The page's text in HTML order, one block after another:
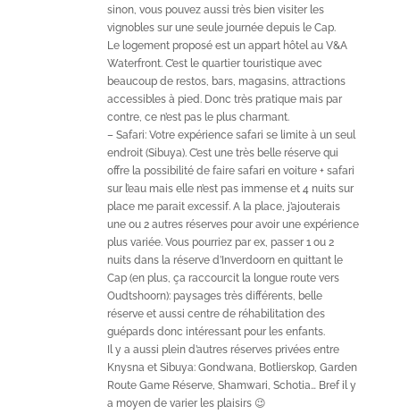
sinon, vous pouvez aussi très bien visiter les
vignobles sur une seule journée depuis le Cap.
Le logement proposé est un appart hôtel au V&A
Waterfront. C’est le quartier touristique avec
beaucoup de restos, bars, magasins, attractions
accessibles à pied. Donc très pratique mais par
contre, ce n’est pas le plus charmant.
– Safari: Votre expérience safari se limite à un seul
endroit (Sibuya). C’est une très belle réserve qui
offre la possibilité de faire safari en voiture + safari
sur l’eau mais elle n’est pas immense et 4 nuits sur
place me parait excessif. A la place, j’ajouterais
une ou 2 autres réserves pour avoir une expérience
plus variée. Vous pourriez par ex, passer 1 ou 2
nuits dans la réserve d’Inverdoorn en quittant le
Cap (en plus, ça raccourcit la longue route vers
Oudtshoorn): paysages très différents, belle
réserve et aussi centre de réhabilitation des
guépards donc intéressant pour les enfants.
Il y a aussi plein d’autres réserves privées entre
Knysna et Sibuya: Gondwana, Botlierskop, Garden
Route Game Réserve, Shamwari, Schotia… Bref il y
a moyen de varier les plaisirs 😉